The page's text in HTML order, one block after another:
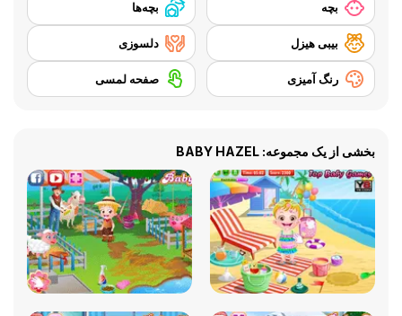
بچه بچه‌ها
بیبی هیزل دلسوزی
رنگ آمیزی صفحه لمسی
بخشی از یک مجموعه: BABY HAZEL